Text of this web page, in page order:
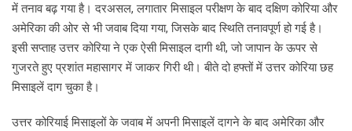
में तनाव बढ़ गया है। दरअसल, लगातार मिसाइल परीक्षण के बाद दक्षिण कोरिया और
अमेरिका की ओर से भी जवाब दिया गया, जिसके बाद स्थिति तनावपूर्ण हो गई है।
इसी सप्ताह उत्तर कोरिया ने एक ऐसी मिसाइल दागी थी, जो जापान के ऊपर से
गुजरते हुए प्रशांत महासागर में जाकर गिरी थी। बीते दो हफ्तों में उत्तर कोरिया छह
मिसाइलें दाग चुका है।
उत्तर कोरियाई मिसाइलों के जवाब में अपनी मिसाइलें दागने के बाद अमेरिका और